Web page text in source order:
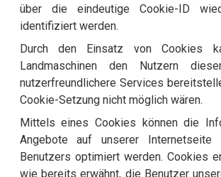
über die eindeutige Cookie-ID
identifiziert werden.
Durch den Einsatz von Cookies
Landmaschinen den Nutzern
nutzerfreundlichere Services
Cookie-Setzung nicht möglich wären.
Mittels eines Cookies können die
Angebote auf unserer
Benutzers optimiert werden. Cookies
wie bereits erwähnt, die Benutzer